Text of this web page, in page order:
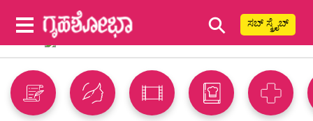
⚲ ಸಬ್ ಸ್ಕ್ರೈಬ್